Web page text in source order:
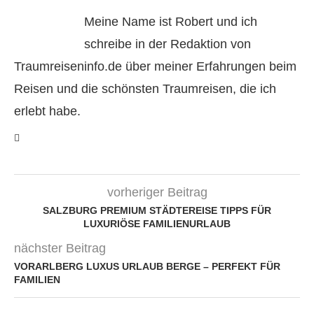
Meine Name ist Robert und ich
schreibe in der Redaktion von
Traumreiseninfo.de über meiner Erfahrungen beim
Reisen und die schönsten Traumreisen, die ich
erlebt habe.
vorheriger Beitrag
SALZBURG PREMIUM STÄDTEREISE TIPPS FÜR
LUXURIÖSE FAMILIENURLAUB
nächster Beitrag
VORARLBERG LUXUS URLAUB BERGE – PERFEKT FÜR
FAMILIEN